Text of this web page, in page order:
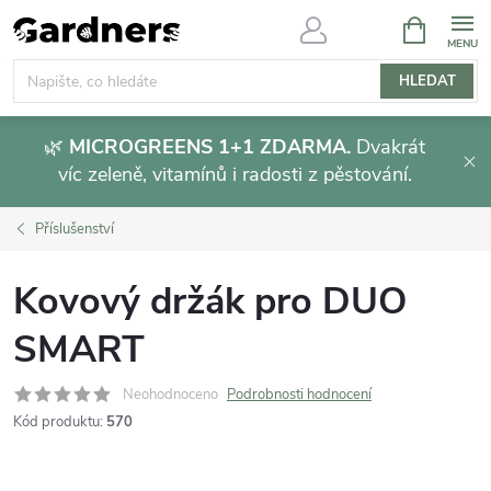
Přejít
na
obsah
HLEDAT
NÁKUPNÍ
KOŠÍK
🌿 MICROGREENS 1+1 ZDARMA. Dvakrát
víc zeleně, vitamínů i radosti z pěstování.
Příslušenství
Kovový držák pro DUO
SMART
Neohodnoceno Podrobnosti hodnocení
Kód produktu: 570